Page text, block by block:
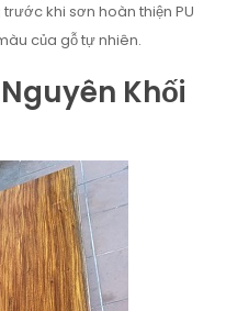
khi sơn hoàn thiện PU
của gỗ tự nhiên.
Khối